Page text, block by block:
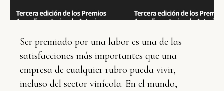
Ser premiado por una labor es una de las
satisfacciones más importantes que una
empresa de cualquier rubro pueda vivir,
incluso del sector vinícola. En el mundo,